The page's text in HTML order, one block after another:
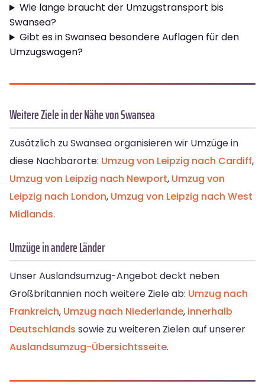
Wie lange braucht der Umzugstransport bis
Swansea?
Gibt es in Swansea besondere Auflagen für den
Umzugswagen?
Weitere Ziele in der Nähe von Swansea
Zusätzlich zu Swansea organisieren wir Umzüge in
diese Nachbarorte: Umzug von Leipzig nach Cardiff,
Umzug von Leipzig nach Newport, Umzug von
Leipzig nach London, Umzug von Leipzig nach West
Midlands.
Umzüge in andere Länder
Unser Auslandsumzug-Angebot deckt neben
Großbritannien noch weitere Ziele ab: Umzug nach
Frankreich, Umzug nach Niederlande, innerhalb
Deutschlands sowie zu weiteren Zielen auf unserer
Auslandsumzug-Übersichtsseite.